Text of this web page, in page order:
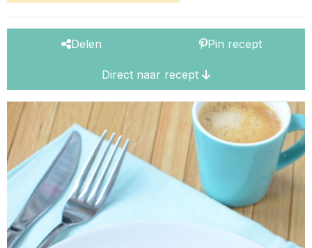
Delen Pin recept
Direct naar recept